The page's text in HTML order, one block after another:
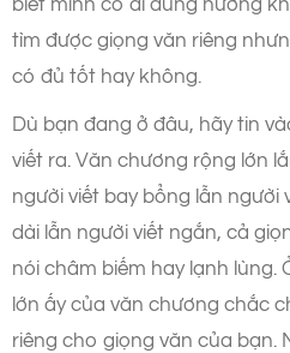
tìm được giọng văn riêng
có đủ tốt hay không.
Dù bạn đang ở đâu, hãy tin
viết ra. Văn chương rộng lớn
người viết bay bổng lẫn người
dài lẫn người viết ngắn, cả
nói châm biếm hay lạnh lùng.
lớn ấy của văn chương chắc
riêng cho giọng văn của bạn.